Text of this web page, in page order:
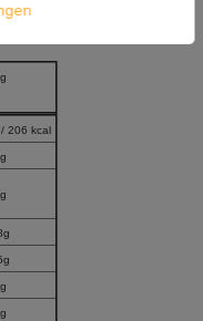
CJ Kampen (NL)
206 kcal